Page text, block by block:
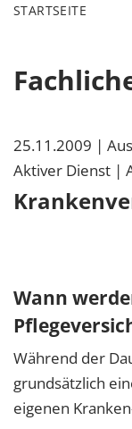
STARTSEITE
25.11.2009 |
Aktiver Dienst |
Wann
Während der
grundsätzlich
eigenen